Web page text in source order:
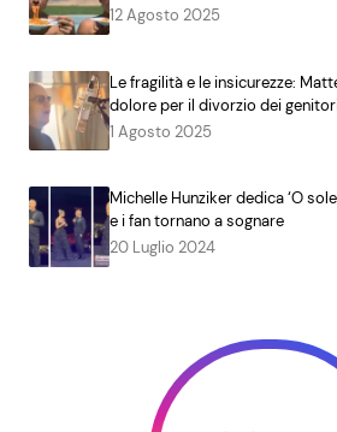
12 Agosto 2025
Le fragilità e le insicurezze:
dolore per il divorzio dei
1 Agosto 2025
Michelle Hunziker dedica ‘O
e i fan tornano a sognare
20 Luglio 2024